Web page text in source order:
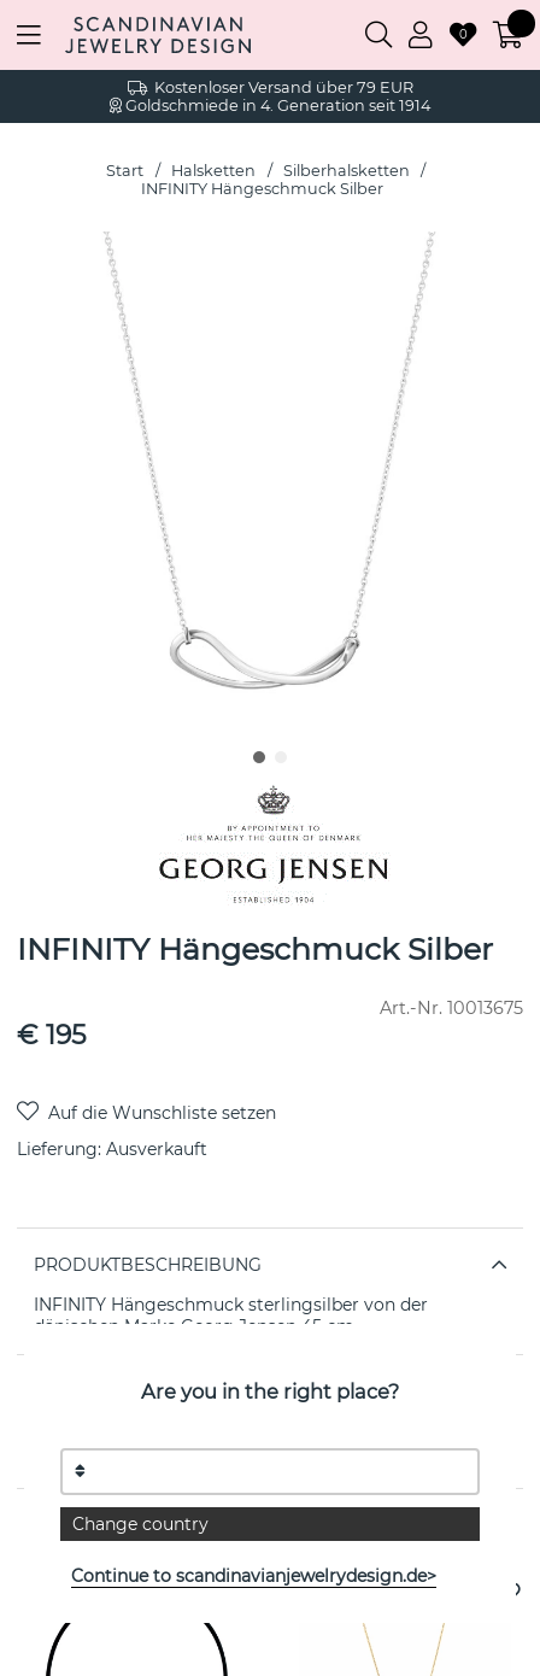
Kostenloser Versand über 79 EUR
Goldschmiede in 4. Generation seit 1914
0
Start Halsketten
Silberhalsketten
INFINITY Hängeschmuck Silber
INFINITY Hängeschmuck Silber
Art.-Nr. 10013675
€ 195
Lieferung: Ausverkauft
PRODUKTBESCHREIBUNG
INFINITY Hängeschmuck sterlingsilber von der
dänischen Marke Georg Jensen 45 cm
EIGENSCHAFTEN
Kollektion: INFINITY
Weitere Artikel ansehen
- 10%
Are you in the right place?
Change country
Continue to scandinavianjewelrydesign.de>